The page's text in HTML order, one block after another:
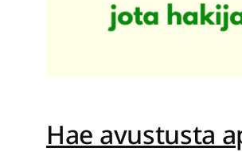
Hae avustusta